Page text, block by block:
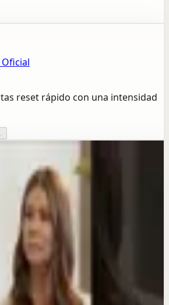
reset rápido con una intensidad
Oficial
la calma cuando tu mente no
Puig